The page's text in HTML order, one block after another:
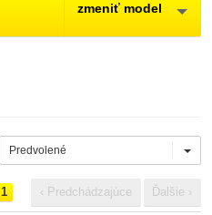
zmeniť model
‹ Predchádzajúce Ďalšie ›
1
Predvolené